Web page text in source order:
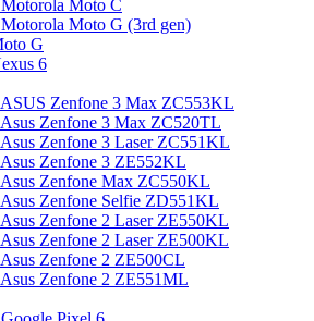
Moto C
Moto G (3rd gen)
G
6
ASUS Zenfone 3 Max ZC553KL
Zenfone 3 Max ZC520TL
Zenfone 3 Laser ZC551KL
Zenfone 3 ZE552KL
Asus Zenfone Max ZC550KL
Zenfone Selfie ZD551KL
Zenfone 2 Laser ZE550KL
Zenfone 2 Laser ZE500KL
Zenfone 2 ZE500CL
Zenfone 2 ZE551ML